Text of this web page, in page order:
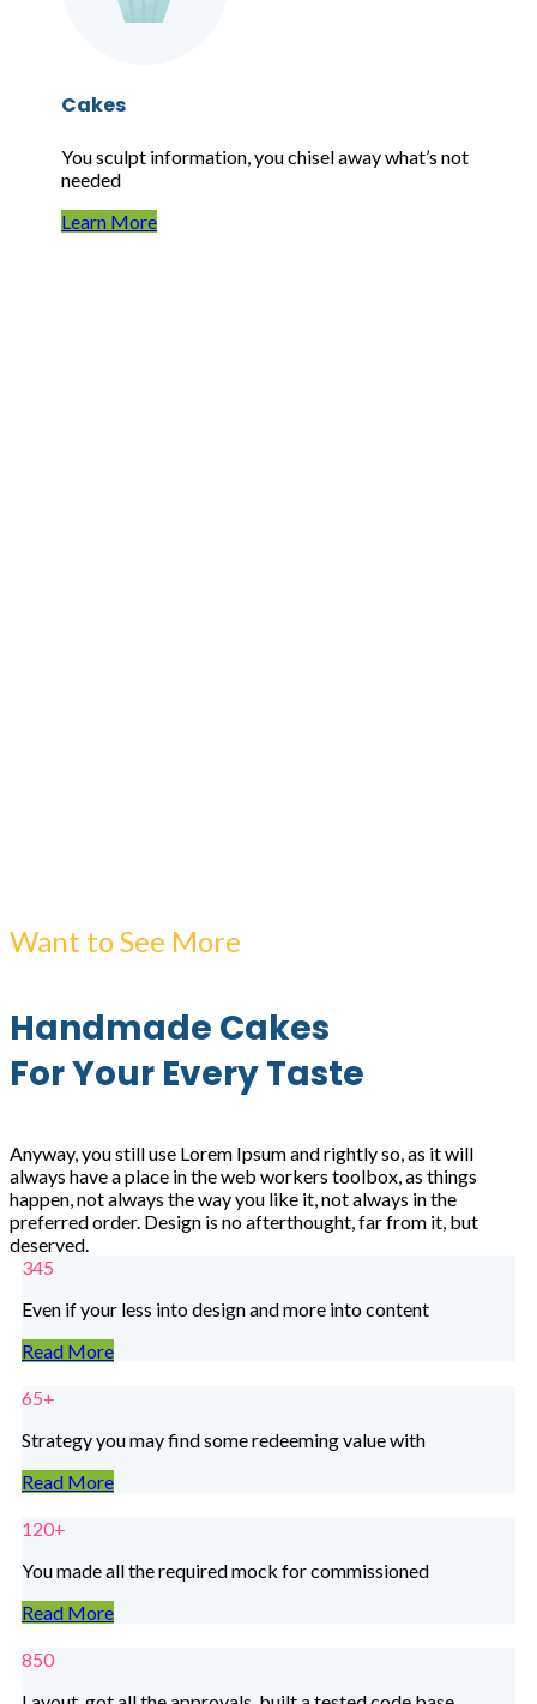
Cakes
You sculpt information, you chisel away what’s not
needed
Learn More
Want to See More
Handmade Cakes
For Your Every Taste
Anyway, you still use Lorem Ipsum and rightly so, as it will
always have a place in the web workers toolbox, as things
happen, not always the way you like it, not always in the
preferred order. Design is no afterthought, far from it, but
deserved.
345
Even if your less into design and more into content
Read More
65+
Strategy you may find some redeeming value with
Read More
120+
You made all the required mock for commissioned
Read More
850